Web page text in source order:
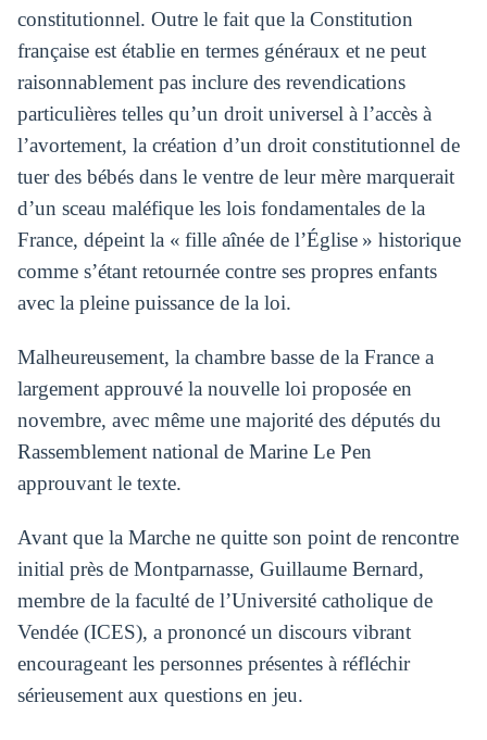
constitutionnel. Outre le fait que la Constitution
française est établie en termes généraux et ne peut
raisonnablement pas inclure des revendications
particulières telles qu’un droit universel à l’accès à
l’avortement, la création d’un droit constitutionnel de
tuer des bébés dans le ventre de leur mère marquerait
d’un sceau maléfique les lois fondamentales de la
France, dépeint la « fille aînée de l’Église » historique
comme s’étant retournée contre ses propres enfants
avec la pleine puissance de la loi.
Malheureusement, la chambre basse de la France a
largement approuvé la nouvelle loi proposée en
novembre, avec même une majorité des députés du
Rassemblement national de Marine Le Pen
approuvant le texte.
Avant que la Marche ne quitte son point de rencontre
initial près de Montparnasse, Guillaume Bernard,
membre de la faculté de l’Université catholique de
Vendée (ICES), a prononcé un discours vibrant
encourageant les personnes présentes à réfléchir
sérieusement aux questions en jeu.